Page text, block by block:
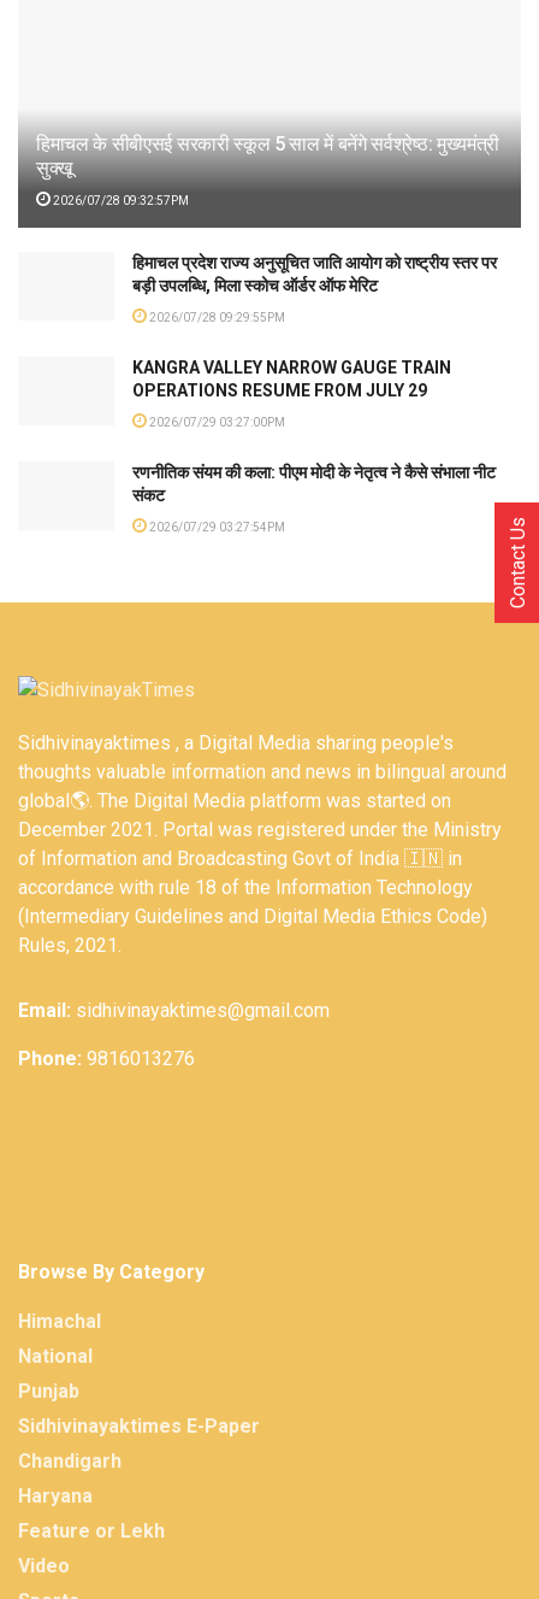
हिमाचल के सीबीएसई सरकारी स्कूल 5 साल में बनेंगे सर्वश्रेष्ठ: मुख्यमंत्री
सुक्खू
2026/07/28 09:32:57PM
हिमाचल प्रदेश राज्य अनुसूचित जाति आयोग को राष्ट्रीय स्तर पर
बड़ी उपलब्धि, मिला स्कोच ऑर्डर ऑफ मेरिट
2026/07/28 09:29:55PM
KANGRA VALLEY NARROW GAUGE TRAIN
OPERATIONS RESUME FROM JULY 29
2026/07/29 03:27:00PM
रणनीतिक संयम की कला: पीएम मोदी के नेतृत्व ने कैसे संभाला नीट
संकट
2026/07/29 03:27:54PM
Sidhivinayaktimes , a Digital Media sharing people's
thoughts valuable information and news in bilingual around
global🌎. The Digital Media platform was started on
December 2021. Portal was registered under the Ministry
of Information and Broadcasting Govt of India 🇮🇳 in
accordance with rule 18 of the Information Technology
(Intermediary Guidelines and Digital Media Ethics Code)
Rules, 2021.
Email: sidhivinayaktimes@gmail.com
Phone: 9816013276
Browse By Category
Himachal
National
Punjab
Sidhivinayaktimes E-Paper
Chandigarh
Haryana
Feature or Lekh
Video
Contact Us